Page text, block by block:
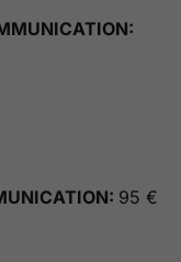
95 €